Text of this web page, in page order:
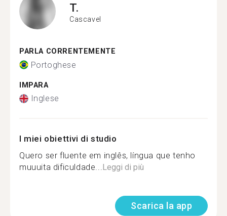
T.
Cascavel
PARLA CORRENTEMENTE
Portoghese
IMPARA
Inglese
I miei obiettivi di studio
Quero ser fluente em inglês, língua que tenho
muuuita dificuldade...Leggi di più
Scarica la app